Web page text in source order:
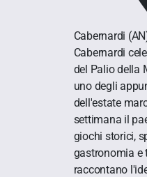
Cabernardi
Cabernardi
del Palio della
uno degli
dell'estate
settimana il
giochi storici,
gastronomia e
raccontano